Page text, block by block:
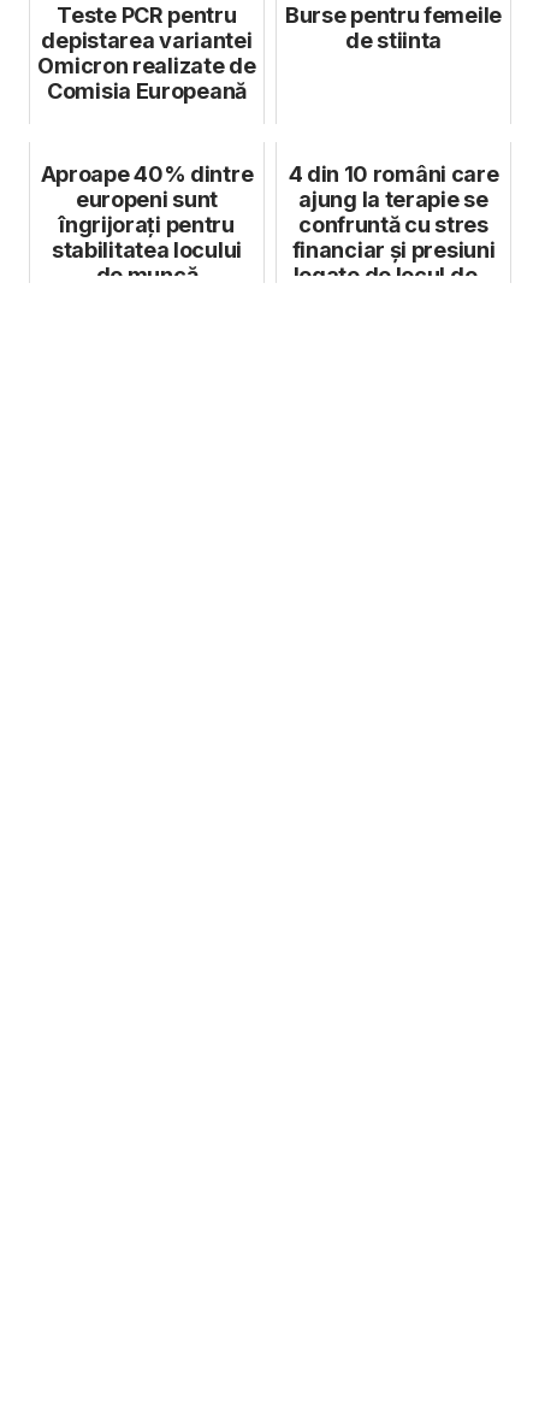
Teste PCR pentru
depistarea variantei
Omicron realizate de
Comisia Europeană
Burse pentru femeile
de stiinta
Aproape 40% dintre
europeni sunt
îngrijorați pentru
stabilitatea locului
de muncă
4 din 10 români care
ajung la terapie se
confruntă cu stres
financiar și presiuni
legate de locul de...